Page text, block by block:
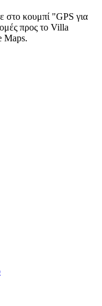
στο κουμπί "GPS για
προς το Villa
Maps.